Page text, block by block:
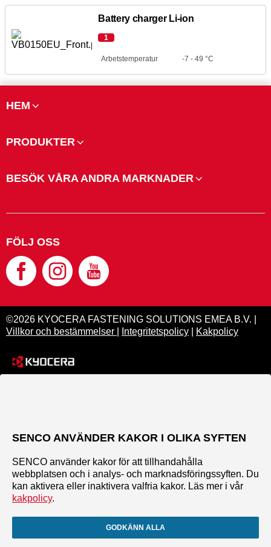
Battery charger Li-ion
1
Arbetstemperatur -7 - 49 °C
HEM
PRODUKTER
BESÖK VÅRA ANDRA MARKNADER
FÖLJ OSS
©2026 KYOCERA FASTENING SOLUTIONS EMEA B.V. |
Villkor och bestämmelser
Integritetspolicy Kakpolicy
SENCO ANVÄNDER KAKOR I OLIKA SYFTEN
SENCO använder kakor för att tillhandahålla
webbplatsen och i analys- och marknadsföringssyften. Du
kan aktivera eller inaktivera valfria kakor. Läs mer i vår
kakpolicy.
GODKÄNN ALLA